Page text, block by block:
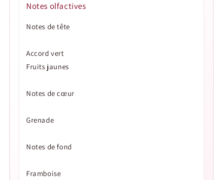
Notes olfactives
Notes de tête
Accord vert
Fruits jaunes
Notes de cœur
Grenade
Notes de fond
Framboise